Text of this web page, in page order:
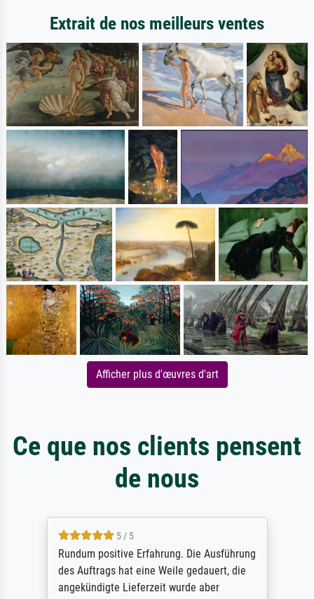
Extrait de nos meilleurs ventes
Afficher plus d'œuvres d'art
Ce que nos clients pensent
de nous
5 / 5
Rundum positive Erfahrung. Die Ausführung
des Auftrags hat eine Weile gedauert, die
angekündigte Lieferzeit wurde aber